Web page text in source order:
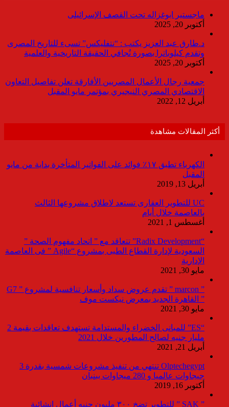
ماجستير ابوغزاله تحت القصف الإسرائيلى
أكتوبر 20, 2025
د.طارق عبد العزيز يكتب : “نتفليكس” تسىء للتاريخ المصرى
وتقدم كيلوباترا بصورة تُجافي الحقيقة التاريخية والعلمية
أكتوبر 20, 2025
جمعية رجال الأعمال المصريين الأفارقة تعلن تفاصيل التعاون
الاقتصادي المصري النيجيري بمؤتمر مايو المقبل
أبريل 12, 2022
أكثر المقالات مشاهدة
الكهرباء تطبق ١٧٪ فوائد على الفواتير المتأخرة بداية من مايو
المقبل
أبريل 13, 2019
UC للتطوير العقارى تستعد لاطلاق مشروعها الثالث
بالعاصمة خلال أيام
أغسطس 1, 2021
“Radix Development” تتعاقد مع ” اتحاد مفهوم الصحة ”
السعودية لإدارة القطاع الطبى بمشروع “Agile ” فى العاصمة
الإدارية
مايو 30, 2021
” marcon ” تقدم عروض سداد وأسعار تنافسية لمشروع ” G7
” القاهرة الجديد بمعرض نيكست موف
مايو 30, 2021
“ES” للمبانى الخضراء والمستدامة تستهدف تعاقدات بقيمة 2
مليار جنيه لصالح المطورين خلال 2021
أبريل 21, 2021
Olptechegypt تنتهي من تنفيذ مشروعات شمسية بقدرة 3
جيجاوات عالميا و 280 ميجاوات ببنبان
أكتوبر 16, 2019
” SAK ” للتطوير تضخ ٣٠٠ مليون جنيه أعمال انشائية